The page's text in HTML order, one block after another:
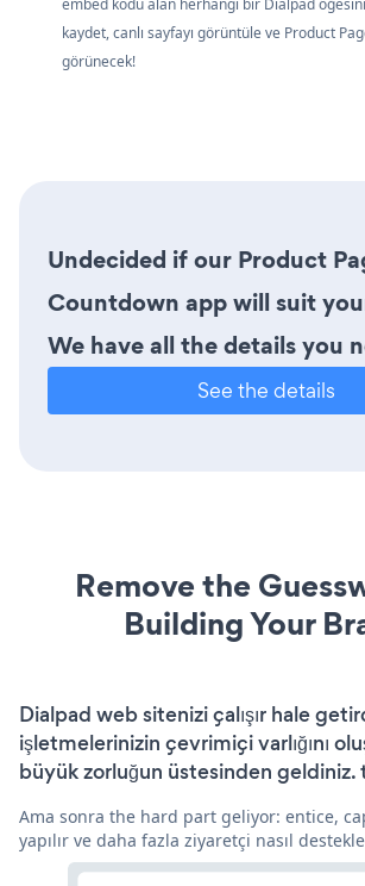
kaydet, canlı sayfayı görüntüle ve Product
görünecek!
Undecided if our Product
Countdown app will suit
We have all the details you
See the details
Remove the
Building Your
Dialpad web sitenizi çalışır hale
işletmelerinizin çevrimiçi varlığını
büyük zorluğun üstesinden geldiniz.
Ama sonra the hard part geliyor: entice,
yapılır ve daha fazla ziyaretçi nasıl